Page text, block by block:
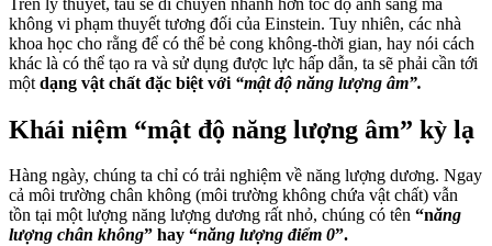
không vi phạm thuyết tương đối của Einstein. Tuy nhiên, các nhà
khoa học cho rằng để có thể bẻ cong không-thời gian, hay nói cách
khác là có thể tạo ra và sử dụng được lực hấp dẫn, ta sẽ phải cần tới
một dạng vật chất đặc biệt với “mật độ năng lượng âm”.
Khái niệm “mật độ năng lượng âm” kỳ lạ
Hàng ngày, chúng ta chỉ có trải nghiệm về năng lượng dương. Ngay
cả môi trường chân không (môi trường không chứa vật chất) vẫn
tồn tại một lượng năng lượng dương rất nhỏ, chúng có tên “năng
lượng chân không” hay “năng lượng điểm 0”.